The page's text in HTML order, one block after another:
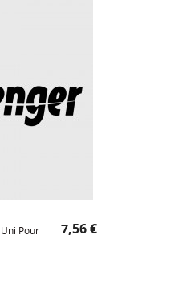
Pour
Prix
7,56 €